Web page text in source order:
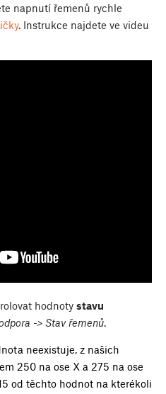
napnutí řemenů rychle
. Instrukce najdete ve videu
hodnoty stavu
-> Stav řemenů.
neexistuje, z našich
250 na ose X a 275 na ose
od těchto hodnot na kterékoli